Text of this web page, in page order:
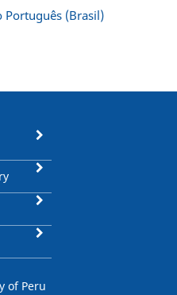
Português (Brasil)
of Peru